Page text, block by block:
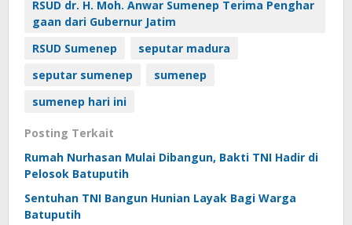
RSUD dr. H. Moh. Anwar Sumenep Terima Penghar
gaan dari Gubernur Jatim
RSUD Sumenep
seputar madura
seputar sumenep
sumenep
sumenep hari ini
Posting Terkait
Rumah Nurhasan Mulai Dibangun, Bakti TNI Hadir di
Pelosok Batuputih
Sentuhan TNI Bangun Hunian Layak Bagi Warga
Batuputih